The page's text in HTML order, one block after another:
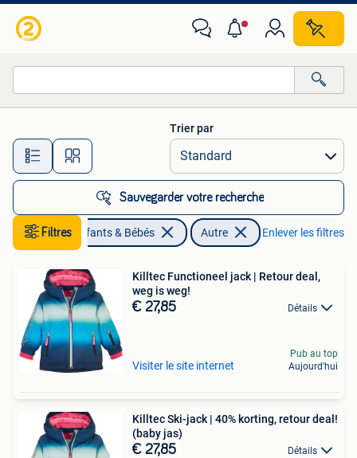
Toutes les distances…
Trier par
Sauvegarder votre recherche
Filtres Enfants & Bébés Autre Enlever les filtres
Killtec Functioneel jack | Retour deal,
weg is weg!
€ 27,85 Détails
Visiter le site internet
Pub au top
Aujourd'hui
Killtec Ski-jack | 40% korting, retour deal!
(baby jas)
€ 27,85 Détails